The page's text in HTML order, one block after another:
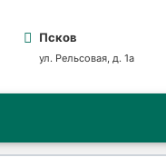
Псков
ул. Рельсовая, д. 1а